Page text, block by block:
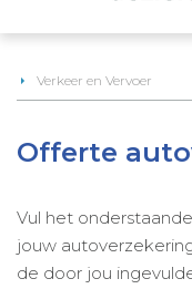
Verkeer en Vervoer
Offerte
Vul het
jouw
de door jou